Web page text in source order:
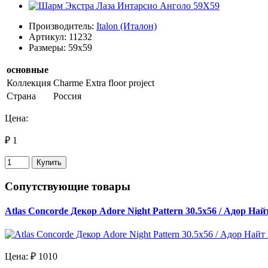
Производитель: Italon (Италон)
Артикул: 11232
Размеры: 59x59
основные
Коллекция Charme Extra floor project
Страна
Россия
Цена:
₽ 1
Купить
Сопутствующие товары
Atlas Concorde Декор Adore Night Pattern 30.5х56 / Адор
Цена: ₽ 1010